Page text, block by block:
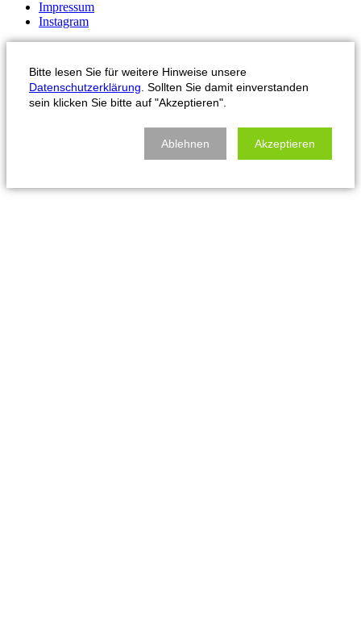
Impressum
Instagram
Bitte lesen Sie für weitere Hinweise unsere
Datenschutzerklärung . Sollten Sie damit einverstanden
sein klicken Sie bitte auf "Akzeptieren".
Ablehnen Akzeptieren